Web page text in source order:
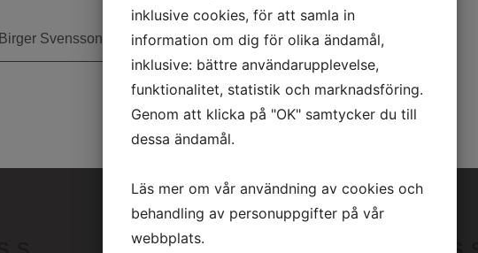
Birger Svenssonsväg 21 0340-677035
inklusive cookies, för att samla in
information om dig för olika ändamål,
inklusive: bättre användarupplevelse,
funktionalitet, statistik och marknadsföring.
Genom att klicka på "OK" samtycker du till
dessa ändamål.
Läs mer om vår användning av cookies och
behandling av personuppgifter på vår
webbplats.